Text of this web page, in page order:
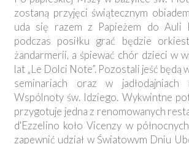
zostaną przyjęci świątecznym
uda się razem z Papieżem do Auli
podczas posiłku grać będzie
żandarmerii, a śpiewać chór dzieci w
lat „Le Dolci Note”. Pozostali jeść będą
seminariach oraz w
Wspólnoty św. Idziego. Wykwintne
przygotuje jedna z renomowanych
d'Ezzelino koło Vicenzy w
zapewnić udział w Światowym Dniu